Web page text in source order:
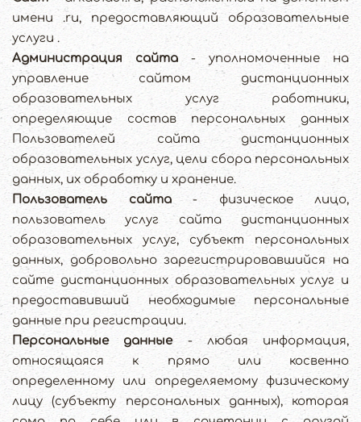
имени .ru, предоставляющий образовательные
услуги .
Администрация сайта - уполномоченные на
управление сайтом дистанционных
образовательных услуг работники,
определяющие состав персональных данных
Пользователей сайта дистанционных
образовательных услуг, цели сбора персональных
данных, их обработку и хранение.
Пользователь сайта- физическое лицо,
пользователь услуг сайта дистанционных
образовательных услуг, субъект персональных
данных, добровольно зарегистрировавшийся на
сайте дистанционных образовательных услуг и
предоставивший необходимые персональные
данные при регистрации.
Персональные данные- любая информация,
относящаяся к прямо или косвенно
определенному или определяемому физическому
лицу (субъекту персональных данных), которая